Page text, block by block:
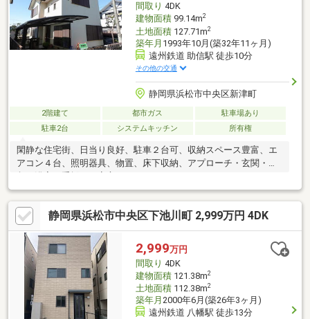
間取り 4DK
建物面積99.14m2
土地面積127.71m2
築年月 1993年10月(築32年11ヶ月)
遠州鉄道 助信駅 徒歩10分
その他の交通
静岡県浜松市中央区新津町
2階建て 都市ガス
駐車場あり
駐車2台
システムキッチン 所有権
閑静な住宅街、日当り良好、駐車２台可、収納スペース豊富、エ
アコン４台、照明器具、物置、床下収納、アプローチ・玄関・階
静岡県浜松市中央区下池川町 2,999万円 4DK
2,999万円
間取り 4DK
建物面積121.38m2
土地面積112.38m2
築年月 2000年6月(築26年3ヶ月)
遠州鉄道 八幡駅 徒歩13分